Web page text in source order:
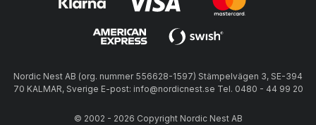
Nordic Nest AB (org. nummer 556628-1597) Stämpelvägen 3, SE-394
70 KALMAR, Sverige E-post: info@nordicnest.se Tel. 0480 - 44 99 20
© 2002 - 2026 Copyright Nordic Nest AB